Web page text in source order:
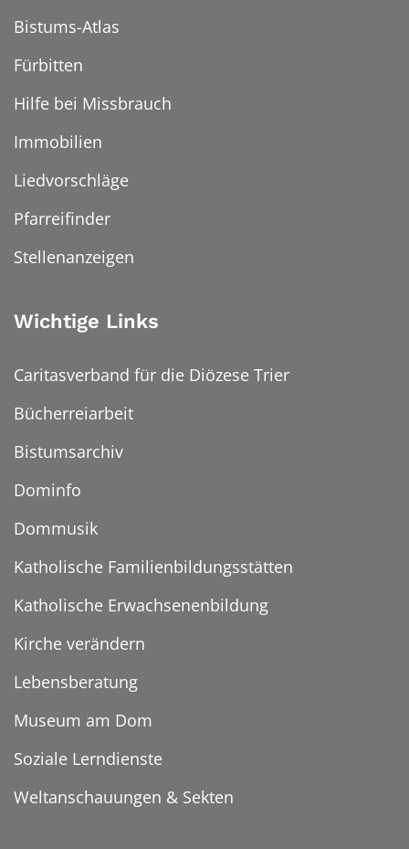
Bistums-Atlas
Fürbitten
Hilfe bei Missbrauch
Immobilien
Liedvorschläge
Pfarreifinder
Stellenanzeigen
Wichtige Links
Caritasverband für die Diözese Trier
Bücherreiarbeit
Bistumsarchiv
Dominfo
Dommusik
Katholische Familienbildungsstätten
Katholische Erwachsenenbildung
Kirche verändern
Lebensberatung
Museum am Dom
Soziale Lerndienste
Weltanschauungen & Sekten